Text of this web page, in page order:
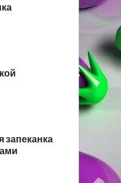
запеканка